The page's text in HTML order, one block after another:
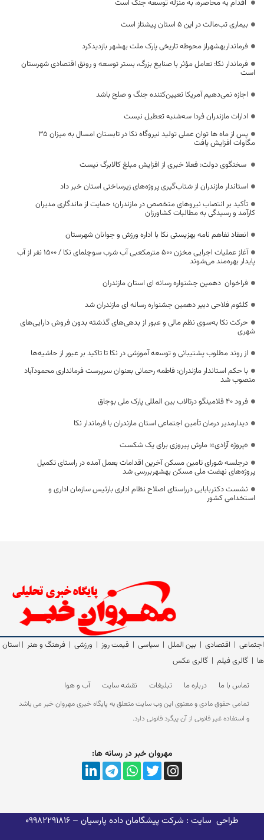
اقدام به محاصره، به منزله توسعه جنگ است
بیماری تب‌مالت در این ۵ استان پیشتاز است
فرمانداربهشهراز محوطه تاریخی پارک ملت بهشهر بازدیدکرد
فرماندار نکا: تعامل مؤثر با صنایع بزرگ، بستر توسعه و رونق اقتصادی شهرستان
است
اجازه نمی‌دهیم آمریکا تعیین‌کننده جنگ و صلح باشد
ادارات مازندران فردا سه‌شنبه تعطیل نیست
پس از ماه ها توان عملی تولید نیروگاه نکا در تابستان امسال به میزان ۳۵
مگاوات افزایش یافت
سخنگوی دولت: فعلا خبری از افزایش مبلغ کالابرگ نیست
استاندار مازندران از شتاب‌گیری پروژه‌های زیرساختی استان خبر داد
تأکید بر انتصاب نیروهای متخصص در مازندران؛ حمایت از ماندگاری مدیران
کارآمد و رسیدگی به مطالبات کشاورزان
انعقاد تفاهم نامه بهزیستی نکا با اداره ورزش و جوانان شهرستان
آغاز عملیات اجرایی مخزن ۵۰۰ مترمکعبی آب شرب سوچلمای نکا / ۱۵۰۰ نفر از آب
پایدار بهره‌مند می‌شوند
فراخوان دهمین جشنواره رسانه ای استان مازندران
کلثوم فلاحی دبیر دهمین جشنواره رسانه ای مازندران شد
حرکت نکا به‌سوی نظم مالی و عبور از بدهی‌های گذشته بدون فروش دارایی‌های
شهری
از روند مطلوب پشتیبانی و توسعه آموزشی در نکا تا تاکید بر عبور از حاشیه‌ها
با حکم استاندار مازندران: فاطمه رحمانی بعنوان سرپرست فرمانداری محمودآباد
منصوب شد
فرود ۴۰ فلامینگو درتالاب بین المللی پارک ملی بوجاق
دیدارمدیر درمان تأمین اجتماعی استان مازندران با فرماندار نکا
«پروژه آزادی»؛ مارش پیروزی برای یک شکست
درجلسه شورای تامین مسکن آخرین اقدامات بعمل آمده در راستای تکمیل
پروژه‌های نهضت ملی مسکن بهشهربررسی شد
نشست دکتربابایی درراستای اصلاح نظام اداری بارئیس سازمان اداری و
استخدامی کشور
اجتماعی | اقتصادی | بین الملل | سیاسی | قیمت روز | ورزشی | فرهنگ و هنر | استان
ها | گالری فیلم | گالری عکس
تماس با ما درباره ما تبلیغات نقشه سایت آب و هوا
تمامی حقوق مادی و معنوی این وب سایت متعلق به پایگاه خبری مهروان خبر می باشد
و استفاده غیر قانونی از آن پیگرد قانونی دارد.
مهروان خبر در رسانه ها:
طراحی سایت : شرکت پیشگامان داده پارسیان – 09982291816